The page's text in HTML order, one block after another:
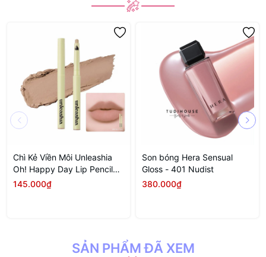
Chì Kẻ Viền Môi Unleashia
Oh! Happy Day Lip Pencil
0.8g .#No.7 Burnt Toast
145.000₫
Son bóng Hera Sensual
Gloss - 401 Nudist
380.000₫
SẢN PHẨM ĐÃ XEM